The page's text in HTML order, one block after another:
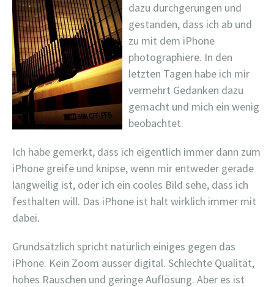
dazu durchgerungen und
gestanden, dass ich ab und
zu mit dem iPhone
photographiere. In den
letzten Tagen habe ich mir
vermehrt Gedanken dazu
gemacht und mich ein wenig
beobachtet.
Ich habe gemerkt, dass ich eigentlich immer dann zum
iPhone greife und knipse, wenn mir entweder gerade
langweilig ist, oder ich ein cooles Bild sehe, dass ich
festhalten will. Das iPhone ist halt wirklich immer mit
dabei.
Grundsätzlich spricht natürlich einiges gegen das
iPhone. Kein Zoom ausser digital. Schlechte Qualität,
hohes Rauschen und geringe Auflösung. Aber es ist